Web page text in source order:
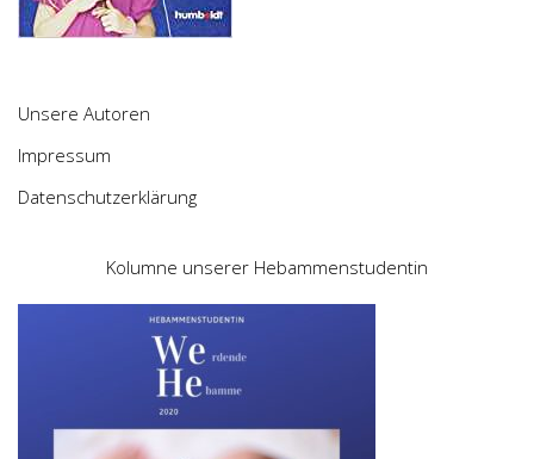
Unsere Autoren
Impressum
Datenschutzerklärung
Kolumne unserer Hebammenstudentin